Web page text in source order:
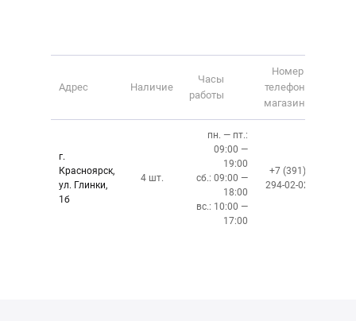
Адрес Наличие
Часы
работы
Номер
телефона
магазина
г.
Красноярск,
ул. Глинки,
1б
4 шт.
пн. — пт.:
09:00 —
19:00
сб.: 09:00 —
18:00
вс.: 10:00 —
17:00
+7 (391)
294-02-02